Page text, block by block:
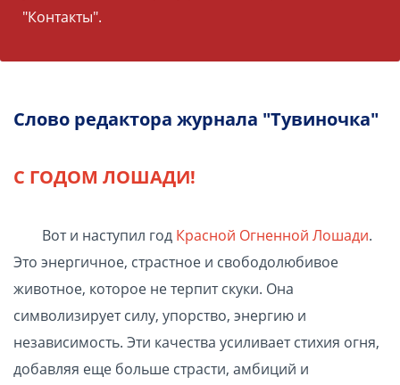
"Контакты".
Слово редактора журнала "Тувиночка"
С ГОДОМ ЛОШАДИ!
Вот и наступил год Красной Огненной Лошади.
Это энергичное, страстное и свободолюбивое
животное, которое не терпит скуки. Она
символизирует силу, упорство, энергию и
независимость. Эти качества усиливает стихия огня,
добавляя еще больше страсти, амбиций и